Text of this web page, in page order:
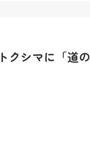
クシマに「道の